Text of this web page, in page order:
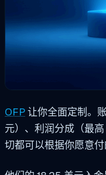
OFP让你全面定制。
元）、利润分成（最
切都可以根据你愿意付